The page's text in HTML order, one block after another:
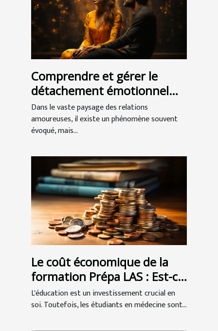
Comprendre et gérer le
détachement émotionnel
dans les relations
amoureuses
Dans le vaste paysage des relations
amoureuses, il existe un phénomène souvent
évoqué, mais...
Le coût économique de la
formation Prépa LAS : Est-ce
un bon investissement pour
les étudiants en médecine ?
L'éducation est un investissement crucial en
soi. Toutefois, les étudiants en médecine sont...